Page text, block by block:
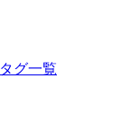
タグ一覧